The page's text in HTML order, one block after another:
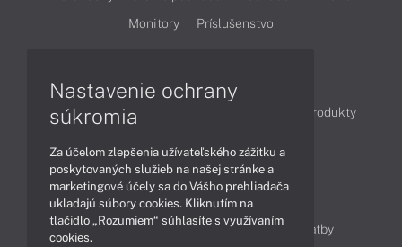
Monitory
Príslušenstvo
Články
Obchodné informácie
Produkty
Obsah
Ako nakupovať
Možnosti doručenia a platby
Nastavenie ochrany
súkromia
Za účelom zlepšenia užívateľského zážitku a
poskytovaných služieb na našej stránke a
marketingové účely sa do Vášho prehliadača
ukladajú súbory cookies. Kliknutím na
tlačidlo „Rozumiem“ súhlasíte s využívaním
cookies.